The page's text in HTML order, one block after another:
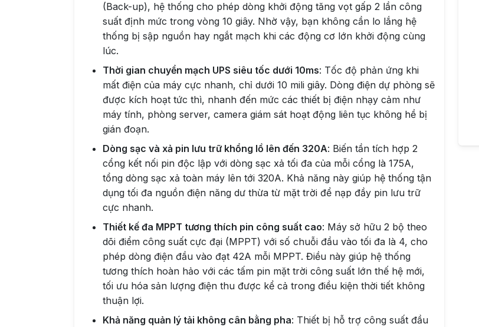
(Back-up), hệ thống cho phép dòng khởi động tăng vọt gấp 2 lần công
suất định mức trong vòng 10 giây. Nhờ vậy, bạn không cần lo lắng hệ
thống bị sập nguồn hay ngắt mạch khi các động cơ lớn khởi động cùng
lúc.
Thời gian chuyển mạch UPS siêu tốc dưới 10ms: Tốc độ phản ứng khi
mất điện của máy cực nhanh, chỉ dưới 10 mili giây. Dòng điện dự phòng sẽ
được kích hoạt tức thì, nhanh đến mức các thiết bị điện nhạy cảm như
máy tính, phòng server, camera giám sát hoạt động liên tục không hề bị
gián đoạn.
Dòng sạc và xả pin lưu trữ khổng lồ lên đến 320A: Biến tần tích hợp 2
cổng kết nối pin độc lập với dòng sạc xả tối đa của mỗi cổng là 175A,
tổng dòng sạc xả toàn máy lên tới 320A. Khả năng này giúp hệ thống tận
dụng tối đa nguồn điện năng dư thừa từ mặt trời để nạp đầy pin lưu trữ
cực nhanh.
Thiết kế đa MPPT tương thích pin công suất cao: Máy sở hữu 2 bộ theo
dõi điểm công suất cực đại (MPPT) với số chuỗi đầu vào tối đa là 4, cho
phép dòng điện đầu vào đạt 42A mỗi MPPT. Điều này giúp hệ thống
tương thích hoàn hảo với các tấm pin mặt trời công suất lớn thế hệ mới,
tối ưu hóa sản lượng điện thu được kể cả trong điều kiện thời tiết không
thuận lợi.
Khả năng quản lý tải không cân bằng pha: Thiết bị hỗ trợ công suất đầu